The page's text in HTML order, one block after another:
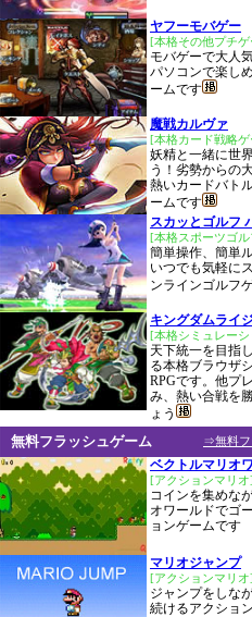
ヤフーモバゲー
[本格その他プチゲ
モバゲーで大人
パソコンで楽し
ームです
魔戦カルヴァ
[本格カード戦略ゲ
妖精と一緒に世
う！劣勢からの
熱いカードバト
ームです
スカッとゴルフ
[本格スポーツゴ
簡単操作、簡単
いつでも気軽に
ンラインゴルフ
キングダムライ
[本格シミュレー
天下統一を目指
る本格ブラウザ
RPGです。他プ
み、熱い合戦を
ょう
⇒無料フ
無料フラッシュゲーム
ベクトルマリオ
[アクションマリオ]
コインを集めな
オワールドでゴ
ョンゲームです
マリオジャンプ
[アクションマリオ]
ジャンプをしな
続けるアクショ